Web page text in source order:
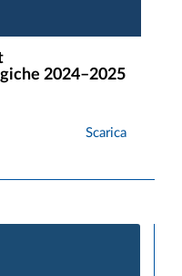
2024–2025
Scarica